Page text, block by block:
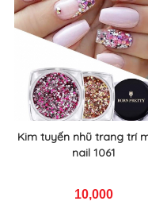
Kim tuyến nhũ trang trí
nail 1061
10,000